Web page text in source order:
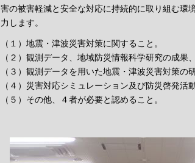
害の被害軽減と安全な対応に持続的に取り組む環
力します。
（１）地震・津波災害対策に関すること。
（２）観測データ、地域防災情報科学研究の成果
（３）観測データを用いた地震・津波災害対策の
（４）災害対応シミュレーション及び防災啓発活
（５）その他、４者が必要と認めること。